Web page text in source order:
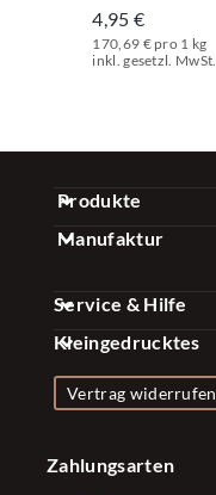
4,95 €
170,69 € pro 1 kg
inkl. gesetzl. MwSt.
Produkte
Gewürz Sets
Kaffee Sets
Essig & Öl Sets
Zubehör
Manufaktur
Qualität
Presse
Service & Hilfe
FAQ
Kontakt
Bonusprogramm
Kleingedrucktes
Impressum
Widerrufsrecht
Vertrag widerrufen
Zahlungsarten